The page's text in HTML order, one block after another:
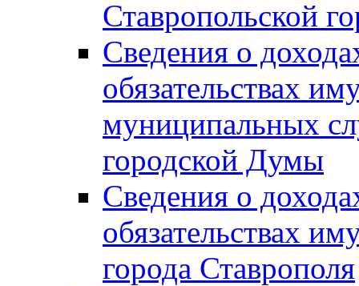
Ставропольской
Сведения о
обязательствах
муниципальных
городской Думы
Сведения о
обязательствах
города Ставрополя